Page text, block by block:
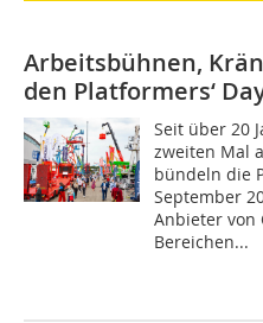
Arbeitsbühnen,
den Platformers‘
Seit über 20
zweiten Mal
bündeln die
September
Anbieter von
Bereichen...